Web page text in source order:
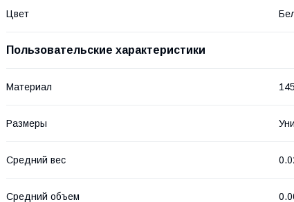
Цвет
Пользовательские характеристики
Материал
Размеры
Средний вес
Средний объем